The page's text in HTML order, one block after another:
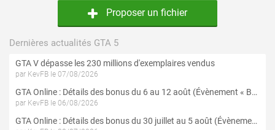
Proposer un fichier
Dernières actualités GTA 5
GTA V dépasse les 230 millions d'exemplaires vendus
par KevFB le 07/08/2026
GTA Online : Détails des bonus du 6 au 12 août (Évènement « Braquages de l'été » - Suite et fin)
par KevFB le 06/08/2026
GTA Online : Détails des bonus du 30 juillet au 5 août (Évènement « Braquages d'été »)